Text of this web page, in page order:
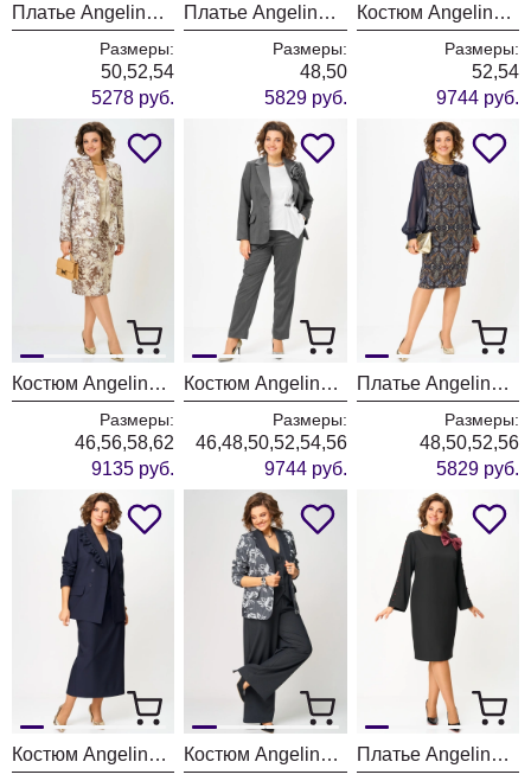
Платье Angelina & Company 1292
Размеры:
50,52,54
5278 руб.
Платье Angelina & Company 1291
Размеры:
48,50
5829 руб.
Костюм Angelina & Company 1289
Размеры:
52,54
9744 руб.
Костюм Angelina & Company 1290
Размеры:
46,56,58,62
9135 руб.
Костюм Angelina & Company 1282
Размеры:
46,48,50,52,54,56
9744 руб.
Платье Angelina & Company 1281
Размеры:
48,50,52,56
5829 руб.
Костюм Angelina & Company 1280 Костюм Angelina & Company 1279 Платье Angelina & Company 1275